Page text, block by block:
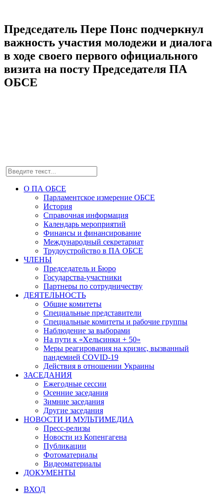
Председатель Пере Понс подчеркнул
важность участия молодежи и диалога
в ходе своего первого официального
визита на посту Председателя ПА
ОБСЕ
О ПА ОБСЕ
Парламентское измерение ОБСЕ
История
Справочная информация
Календарь мероприятий
Финансы и финансирование
Международный секретариат
Трудоустройство в ПА ОБСЕ
ЧЛЕНЫ
Председатель и Бюро
Государства-участники
Партнеры по сотрудничеству
ДЕЯТЕЛЬНОСТЬ
Общие комитеты
Специальные представители
Специальные комитеты и рабочие группы
Наблюдение за выборами
На пути к «Хельсинки + 50»
Меры реагирования на кризис, вызванный
пандемией COVID-19
Действия в отношении Украины
ЗАСЕДАНИЯ
Ежегодные сессии
Осенние заседания
Зимние заседания
Другие заседания
НОВОСТИ И МУЛЬТИМЕДИА
Пресс-релизы
Новости из Копенгагена
Публикации
Фотоматериалы
Видеоматериалы
ДОКУМЕНТЫ
ВХОД